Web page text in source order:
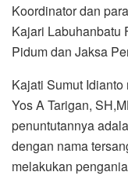
Koordinator dan
Kajari Labuhanbatu
Pidum dan Jaksa
Kajati Sumut
Yos A Tarigan,
penuntutannya
dengan nama
melakukan